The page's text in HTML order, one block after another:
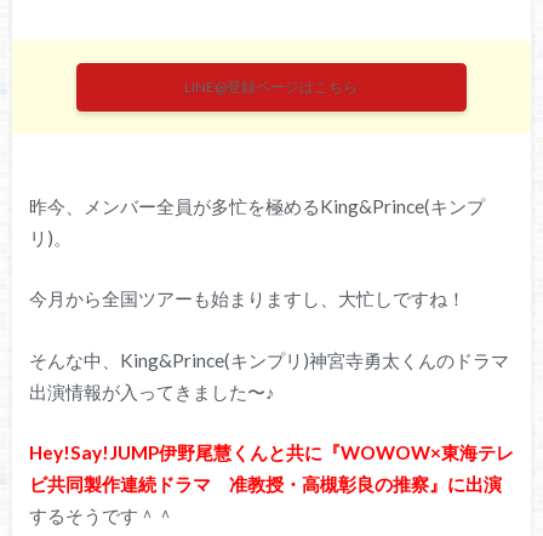
LINE@登録ページはこちら
昨今、メンバー全員が多忙を極めるKing&Prince(キンプ
リ)。
今月から全国ツアーも始まりますし、大忙しですね！
そんな中、King&Prince(キンプリ)神宮寺勇太くんのドラマ
出演情報が入ってきました〜♪
Hey!Say!JUMP伊野尾慧くんと共に『WOWOW×東海テレ
ビ共同製作連続ドラマ 准教授・高槻彰良の推察』に出演
するそうです＾＾